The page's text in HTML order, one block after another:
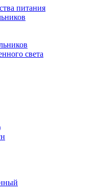
питания
света